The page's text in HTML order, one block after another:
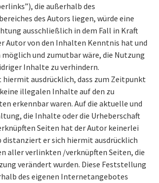
die außerhalb des
des Autors liegen, würde eine
ausschließlich in dem Fall in Kraft
Autor von den Inhalten Kenntnis hat und
und zumutbar wäre, die Nutzung
Inhalte zu verhindern.
ausdrücklich, dass zum Zeitpunkt
illegalen Inhalte auf den zu
erkennbar waren. Auf die aktuelle und
die Inhalte oder die Urheberschaft
Seiten hat der Autor keinerlei
distanziert er sich hiermit ausdrücklich
aller verlinkten /verknüpften Seiten, die
verändert wurden. Diese Feststellung
des eigenen Internetangebotes